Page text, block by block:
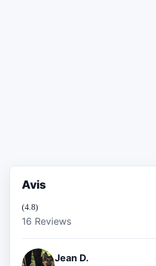
Avis
(4.8)
16 Reviews
Jean D.